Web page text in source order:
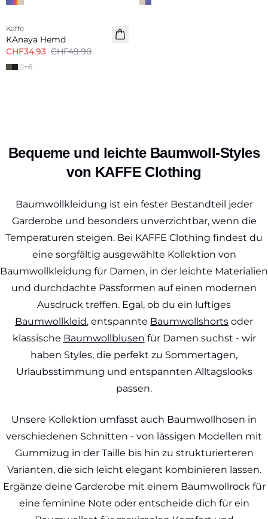
-30%
Kaffe
KAnaya Hemd
CHF34.93 CHF49.90
+6
Bequeme und leichte Baumwoll-Styles
von KAFFE Clothing
Baumwollkleidung ist ein fester Bestandteil jeder
Garderobe und besonders unverzichtbar, wenn die
Temperaturen steigen. Bei KAFFE Clothing findest du
eine sorgfältig ausgewählte Kollektion von
Baumwollkleidung für Damen, in der leichte Materialien
und durchdachte Passformen auf einen modernen
Ausdruck treffen. Egal, ob du ein luftiges
Baumwollkleid, entspannte Baumwollshorts oder
klassische Baumwollblusen für Damen suchst - wir
haben Styles, die perfekt zu Sommertagen,
Urlaubsstimmung und entspannten Alltagslooks
passen.
Unsere Kollektion umfasst auch Baumwollhosen in
verschiedenen Schnitten - von lässigen Modellen mit
Gummizug in der Taille bis hin zu strukturierteren
Varianten, die sich leicht elegant kombinieren lassen.
Ergänze deine Garderobe mit einem Baumwollrock für
eine feminine Note oder entscheide dich für ein